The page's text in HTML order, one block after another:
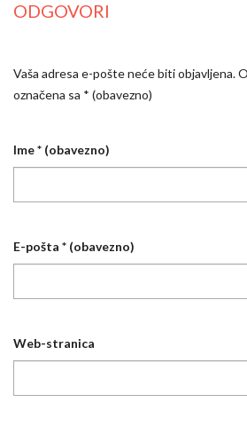
ODGOVORI
Vaša adresa e-pošte neće biti objavljena.
označena sa * (obavezno)
Ime* (obavezno)
E-pošta * (obavezno)
Web-stranica